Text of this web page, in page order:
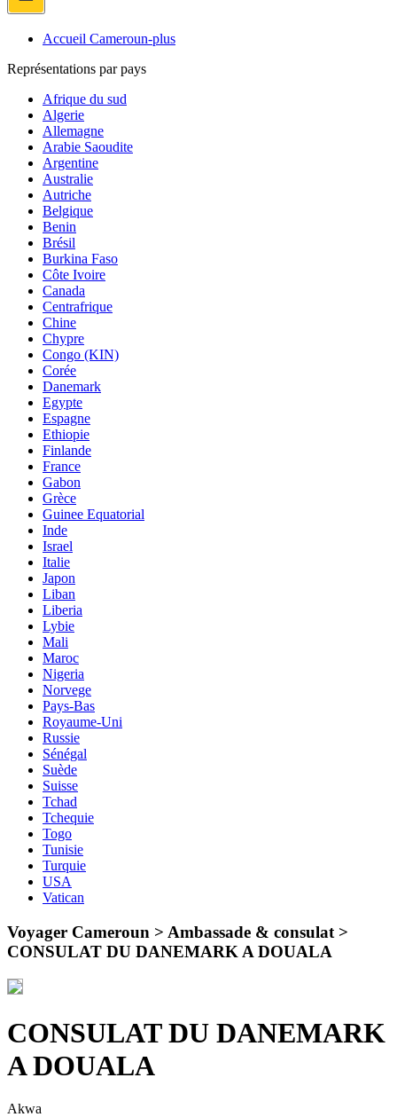
Accueil Cameroun-plus
Représentations par pays
Afrique du sud
Algerie
Allemagne
Arabie Saoudite
Argentine
Australie
Autriche
Belgique
Benin
Brésil
Burkina Faso
Côte Ivoire
Canada
Centrafrique
Chine
Chypre
Congo (KIN)
Corée
Danemark
Egypte
Espagne
Ethiopie
Finlande
France
Gabon
Grèce
Guinee Equatorial
Inde
Israel
Italie
Japon
Liban
Liberia
Lybie
Mali
Maroc
Nigeria
Norvege
Pays-Bas
Royaume-Uni
Russie
Sénégal
Suède
Suisse
Tchad
Tchequie
Togo
Tunisie
Turquie
USA
Vatican
Voyager Cameroun > Ambassade & consulat >
CONSULAT DU DANEMARK A DOUALA
CONSULAT DU DANEMARK
A DOUALA
Akwa